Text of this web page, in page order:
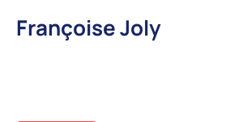
Françoise Joly